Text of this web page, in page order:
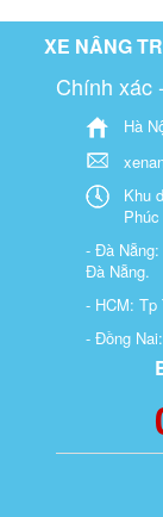
XE NÂNG
Chính xác
Hà
Khu
- Đà
Đà Nẵng.
- HCM:
- Đồng